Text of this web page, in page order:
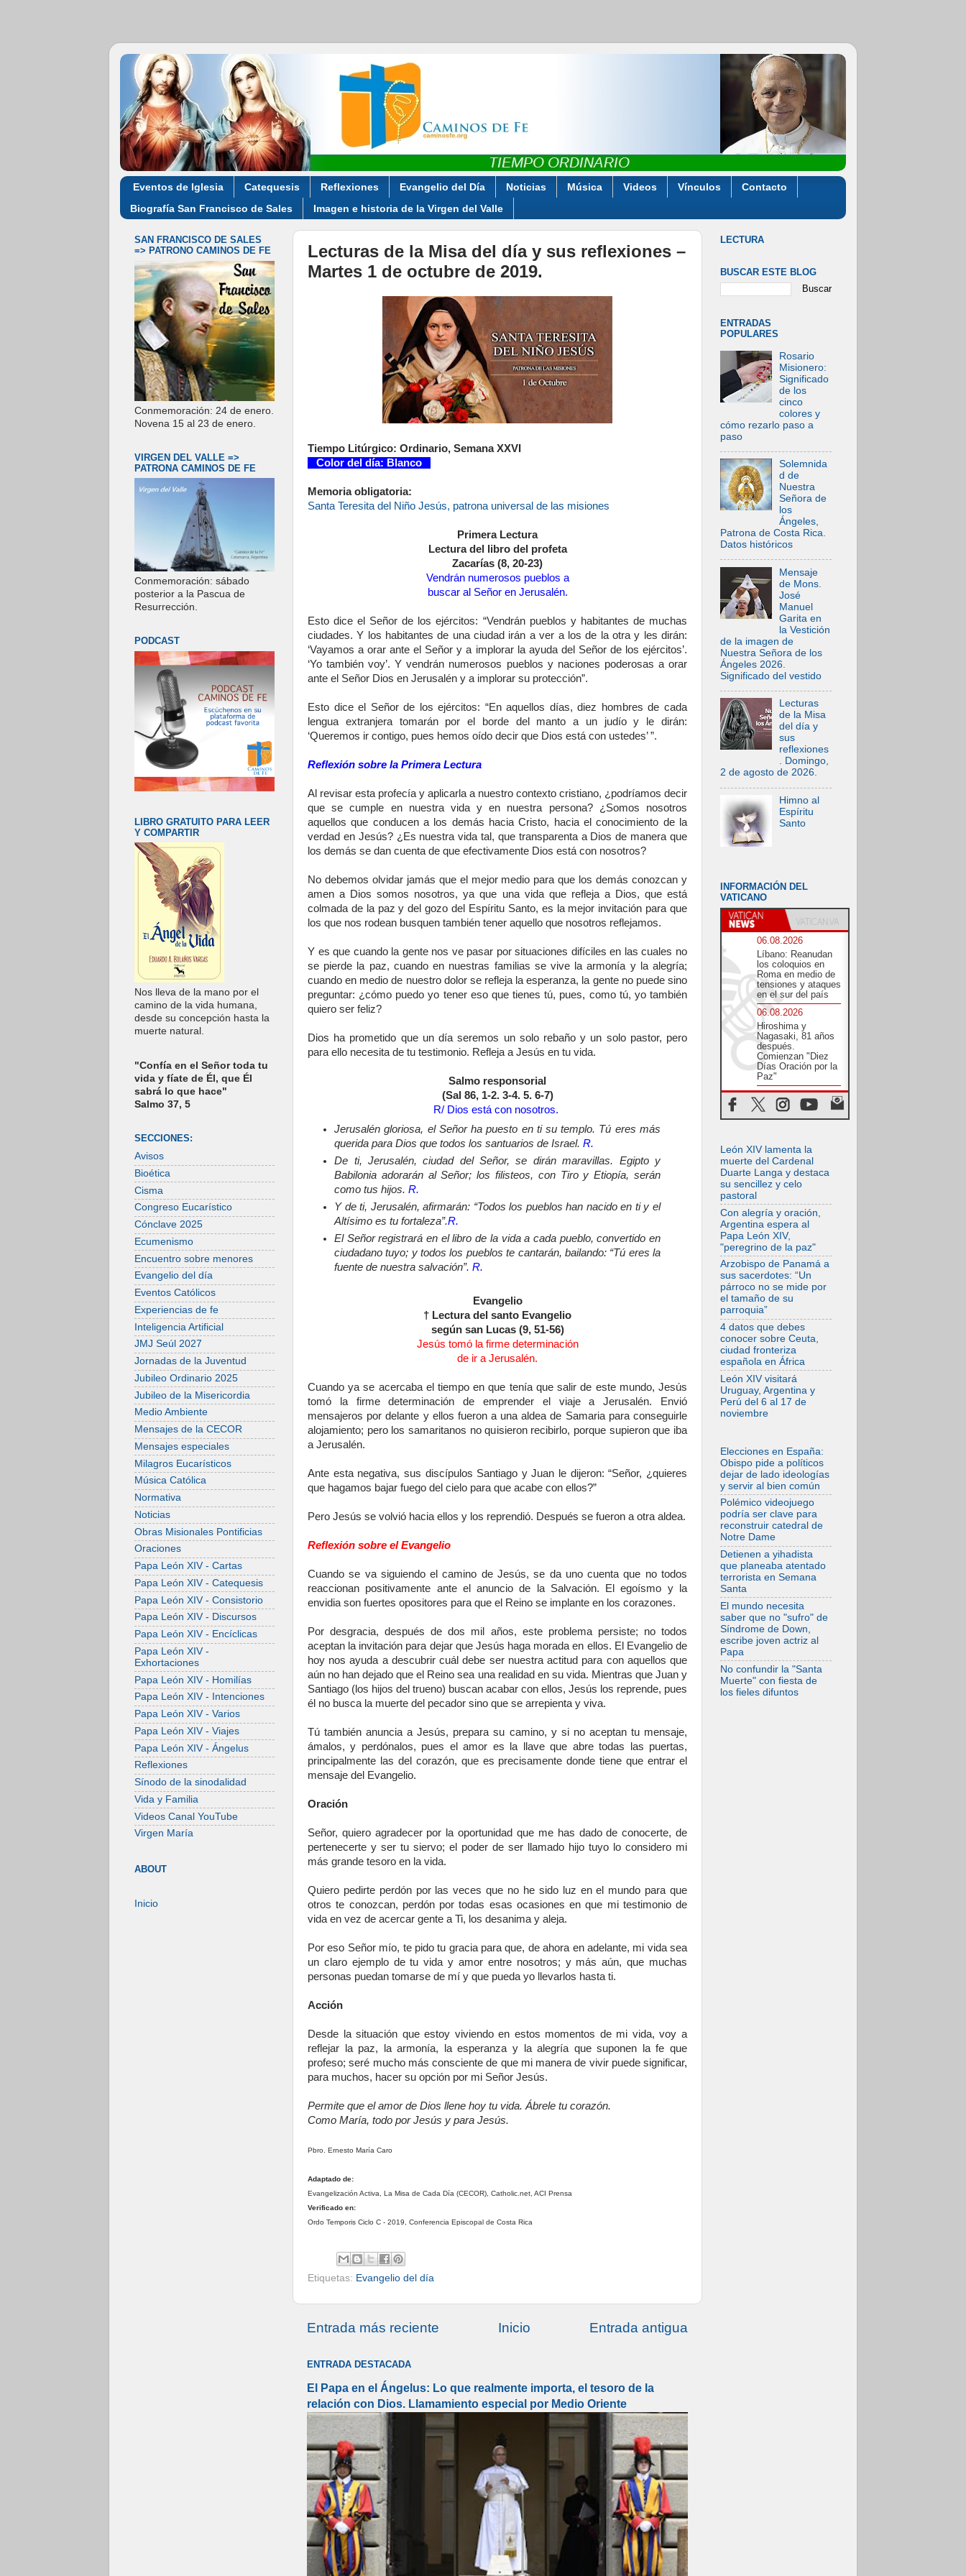
Eventos de Iglesia Catequesis Reflexiones Evangelio del Día Noticias Música Videos Vínculos
Contacto
Biografía San Francisco de Sales
Imagen e historia de la Virgen del Valle
Lecturas de la Misa del día y sus reflexiones –
Martes 1 de octubre de 2019.
Tiempo Litúrgico: Ordinario, Semana XXVI
Color del día: Blanco
Memoria obligatoria:
Santa Teresita del Niño Jesús, patrona universal de las misiones
Primera Lectura
Lectura del libro del profeta
Zacarías (8, 20-23)
Vendrán numerosos pueblos a
buscar al Señor en Jerusalén.
Esto dice el Señor de los ejércitos: “Vendrán pueblos y habitantes de muchas
ciudades. Y los habitantes de una ciudad irán a ver a los de la otra y les dirán:
‘Vayamos a orar ante el Señor y a implorar la ayuda del Señor de los ejércitos’.
‘Yo también voy’. Y vendrán numerosos pueblos y naciones poderosas a orar
ante el Señor Dios en Jerusalén y a implorar su protección”.
Esto dice el Señor de los ejércitos: “En aquellos días, diez hombres de cada
lengua extranjera tomarán por el borde del manto a un judío y le dirán:
‘Queremos ir contigo, pues hemos oído decir que Dios está con ustedes’ ”.
Reflexión sobre la Primera Lectura
Al revisar esta profecía y aplicarla a nuestro contexto cristiano, ¿podríamos decir
que se cumple en nuestra vida y en nuestra persona? ¿Somos nosotros
aquellos que conducen a los demás hacia Cristo, hacia el conocimiento de la
verdad en Jesús? ¿Es nuestra vida tal, que transparenta a Dios de manera que
los demás se dan cuenta de que efectivamente Dios está con nosotros?
No debemos olvidar jamás que el mejor medio para que los demás conozcan y
amen a Dios somos nosotros, ya que una vida que refleja a Dios, que está
colmada de la paz y del gozo del Espíritu Santo, es la mejor invitación para que
los que nos rodean busquen también tener aquello que nosotros reflejamos.
Y es que cuando la gente nos ve pasar por situaciones difíciles en las cuales no
se pierde la paz, cuando en nuestras familias se vive la armonía y la alegría;
cuando en medio de nuestro dolor se refleja la esperanza, la gente no puede sino
preguntar: ¿cómo puedo yo tener eso que tienes tú, pues, como tú, yo también
quiero ser feliz?
Dios ha prometido que un día seremos un solo rebaño y un solo pastor, pero
para ello necesita de tu testimonio. Refleja a Jesús en tu vida.
Salmo responsorial
(Sal 86, 1-2. 3-4. 5. 6-7)
R/ Dios está con nosotros.
Jerusalén gloriosa, el Señor ha puesto en ti su templo. Tú eres más
querida para Dios que todos los santuarios de Israel.R.
De ti, Jerusalén, ciudad del Señor, se dirán maravillas. Egipto y
Babilonia adorarán al Señor; los filisteos, con Tiro y Etiopía, serán
como tus hijos.R.
Y de ti, Jerusalén, afirmarán: “Todos los pueblos han nacido en ti y el
Altísimo es tu fortaleza”.R.
El Señor registrará en el libro de la vida a cada pueblo, convertido en
ciudadano tuyo; y todos los pueblos te cantarán, bailando: “Tú eres la
fuente de nuestra salvación”.R.
Evangelio
† Lectura del santo Evangelio
según san Lucas (9, 51-56)
Jesús tomó la firme determinación
de ir a Jerusalén.
Cuando ya se acercaba el tiempo en que tenía que salir de este mundo, Jesús
tomó la firme determinación de emprender el viaje a Jerusalén. Envió
mensajeros por delante y ellos fueron a una aldea de Samaria para conseguirle
alojamiento; pero los samaritanos no quisieron recibirlo, porque supieron que iba
a Jerusalén.
Ante esta negativa, sus discípulos Santiago y Juan le dijeron: “Señor, ¿quieres
que hagamos bajar fuego del cielo para que acabe con ellos?”
Pero Jesús se volvió hacia ellos y los reprendió. Después se fueron a otra aldea.
Reflexión sobre el Evangelio
Cuando se va siguiendo el camino de Jesús, se da uno cuenta que no todos
reaccionan positivamente ante el anuncio de la Salvación. El egoísmo y la
envidia son fuertes opositores para que el Reino se implante en los corazones.
Por desgracia, después de dos mil años, este problema persiste; no todos
aceptan la invitación para dejar que Jesús haga morada en ellos. El Evangelio de
hoy nos ayuda a descubrir cuál debe ser nuestra actitud para con aquellos que
aún no han dejado que el Reino sea una realidad en su vida. Mientras que Juan y
Santiago (los hijos del trueno) buscan acabar con ellos, Jesús los reprende, pues
él no busca la muerte del pecador sino que se arrepienta y viva.
Tú también anuncia a Jesús, prepara su camino, y si no aceptan tu mensaje,
ámalos, y perdónalos, pues el amor es la llave que abre todas las puertas,
principalmente las del corazón, que es precisamente donde tiene que entrar el
mensaje del Evangelio.
Oración
Señor, quiero agradecer por la oportunidad que me has dado de conocerte, de
pertenecerte y ser tu siervo; el poder de ser llamado hijo tuyo lo considero mi
más grande tesoro en la vida.
Quiero pedirte perdón por las veces que no he sido luz en el mundo para que
otros te conozcan, perdón por todas esas ocasiones en que mi testimonio de
vida en vez de acercar gente a Ti, los desanima y aleja.
Por eso Señor mío, te pido tu gracia para que, de ahora en adelante, mi vida sea
un claro ejemplo de tu vida y amor entre nosotros; y más aún, que muchas
personas puedan tomarse de mí y que pueda yo llevarlos hasta ti.
Acción
Desde la situación que estoy viviendo en estos momentos de mi vida, voy a
reflejar la paz, la armonía, la esperanza y la alegría que suponen la fe que
profeso; seré mucho más consciente de que mi manera de vivir puede significar,
para muchos, hacer su opción por mi Señor Jesús.
Permite que el amor de Dios llene hoy tu vida. Ábrele tu corazón.
Como María, todo por Jesús y para Jesús.
Pbro. Ernesto María Caro
Adaptado de:
Evangelización Activa, La Misa de Cada Día (CECOR), Catholic.net, ACI Prensa
Verificado en:
Ordo Temporis Ciclo C - 2019, Conferencia Episcopal de Costa Rica
Etiquetas: Evangelio del día
Entrada más reciente Entrada antigua
Inicio
ENTRADA DESTACADA
El Papa en el Ángelus: Lo que realmente importa, el tesoro de la
relación con Dios. Llamamiento especial por Medio Oriente
SAN FRANCISCO DE SALES
=> PATRONO CAMINOS DE FE
Conmemoración: 24 de enero.
Novena 15 al 23 de enero.
VIRGEN DEL VALLE =>
PATRONA CAMINOS DE FE
Conmemoración: sábado
posterior a la Pascua de
Resurrección.
PODCAST
LIBRO GRATUITO PARA LEER
Y COMPARTIR
Nos lleva de la mano por el
camino de la vida humana,
desde su concepción hasta la
muerte natural.
"Confía en el Señor toda tu
vida y fíate de Él, que Él
sabrá lo que hace"
Salmo 37, 5
SECCIONES:
Avisos
Bioética
Cisma
Congreso Eucarístico
Cónclave 2025
Ecumenismo
Encuentro sobre menores
Evangelio del día
Eventos Católicos
Experiencias de fe
Inteligencia Artificial
JMJ Seúl 2027
Jornadas de la Juventud
Jubileo Ordinario 2025
Jubileo de la Misericordia
Medio Ambiente
Mensajes de la CECOR
Mensajes especiales
Milagros Eucarísticos
Música Católica
Normativa
Noticias
Obras Misionales Pontificias
Oraciones
Papa León XIV - Cartas
Papa León XIV - Catequesis
Papa León XIV - Consistorio
Papa León XIV - Discursos
Papa León XIV - Encíclicas
Papa León XIV -
Exhortaciones
Papa León XIV - Homilías
Papa León XIV - Intenciones
Papa León XIV - Varios
Papa León XIV - Viajes
Papa León XIV - Ángelus
Reflexiones
Sínodo de la sinodalidad
Vida y Familia
Videos Canal YouTube
Virgen María
ABOUT
Inicio
LECTURA
BUSCAR ESTE BLOG
ENTRADAS
POPULARES
Rosario
Misionero:
Significado
de los
cinco
colores y
cómo rezarlo paso a
paso
Solemnida
d de
Nuestra
Señora de
los
Ángeles,
Patrona de Costa Rica.
Datos históricos
Mensaje
de Mons.
José
Manuel
Garita en
la Vestición
de la imagen de
Nuestra Señora de los
Ángeles 2026.
Significado del vestido
Lecturas
de la Misa
del día y
sus
reflexiones
. Domingo,
2 de agosto de 2026.
Himno al
Espíritu
Santo
INFORMACIÓN DEL
VATICANO
06.08.2026
Líbano: Reanudan
los coloquios en
Roma en medio de
tensiones y ataques
en el sur del país
06.08.2026
Hiroshima y
Nagasaki, 81 años
después.
Comienzan "Diez
Días Oración por la
Paz"
06.08.2026
Pizzaballa en Asís:
los cristianos
06.08.2026
Sturla: La visita de
León XIV será una
buena noticia para
todo el Uruguay
06.08.2026
León XIV: La
revolución del
Evangelio derriba
los muros que
separan
06.08.2026
La Iglesia en Ceuta:
caridad y esperanza
frente al drama
migratorio
06.08.2026
La visita del Papa a
Perú será un tiempo
de gracia
reconciliación y
esperanza
06.08.2026
León a Argentina es
un homenaje a
Francisco"
06.08.2026
En Asís, León XIV
invita a los jóvenes
a «construir la
civilización del
amor»
05.08.2026
El cardenal Parolin
en México: Toda la
el mensaje del
Evangelio
León XIV lamenta la
muerte del Cardenal
Duarte Langa y destaca
su sencillez y celo
pastoral
Con alegría y oración,
Argentina espera al
Papa León XIV,
"peregrino de la paz"
Arzobispo de Panamá a
sus sacerdotes: “Un
párroco no se mide por
el tamaño de su
parroquia”
4 datos que debes
conocer sobre Ceuta,
ciudad fronteriza
española en África
León XIV visitará
Uruguay, Argentina y
Perú del 6 al 17 de
noviembre
Elecciones en España:
Obispo pide a políticos
dejar de lado ideologías
y servir al bien común
Polémico videojuego
podría ser clave para
reconstruir catedral de
Notre Dame
Detienen a yihadista
que planeaba atentado
terrorista en Semana
Santa
El mundo necesita
saber que no "sufro" de
Síndrome de Down,
escribe joven actriz al
Papa
No confundir la "Santa
Muerte" con fiesta de
los fieles difuntos